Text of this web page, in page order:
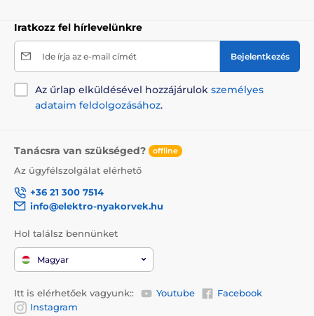
Iratkozz fel hírlevelünkre
Ide írja az e-mail címét Bejelentkezés
Az űrlap elküldésével hozzájárulok személyes
adataim feldolgozásához.
Tanácsra van szükséged? offline
Az ügyfélszolgálat elérhető
+36 21 300 7514
info@elektro-nyakorvek.hu
Hol találsz bennünket
Magyar
Itt is elérhetőek vagyunk:: Youtube
Facebook
Instagram